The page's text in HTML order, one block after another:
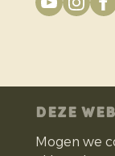
DEZE
Mogen we